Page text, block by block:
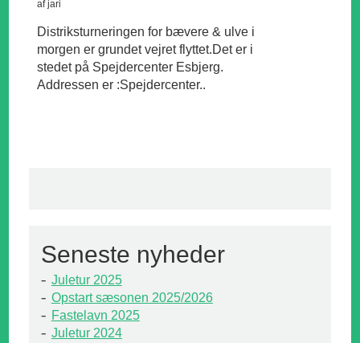
af jari
Distriksturneringen for bævere & ulve i
morgen er grundet vejret flyttet.Det er i
stedet på Spejdercenter Esbjerg.
Addressen er :Spejdercenter..
Seneste nyheder
Juletur 2025
Opstart sæsonen 2025/2026
Fastelavn 2025
Juletur 2024